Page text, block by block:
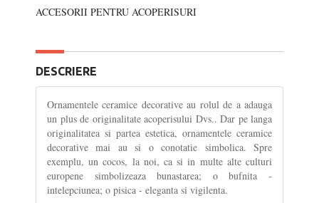
ACCESORII PENTRU ACOPERISURI
DESCRIERE
Ornamentele ceramice decorative au rolul de a adauga
un plus de originalitate acoperisului Dvs.. Dar pe langa
originalitatea si partea estetica, ornamentele ceramice
decorative mai au si o conotatie simbolica. Spre
exemplu, un cocos, la noi, ca si in multe alte culturi
europene simbolizeaza bunastarea; o bufnita -
intelepciunea; o pisica - eleganta si vigilenta.